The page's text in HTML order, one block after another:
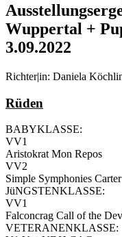
Wuppertal +
3.09.2022
Richter|in: Daniela
Rüden
BABYKLASSE:
VV1
Aristokrat Mon Repos
VV2
Simple Symphonies Carter
JüNGSTENKLASSE:
VV1
Falconcrag Call of the
VETERANENKLASSE: